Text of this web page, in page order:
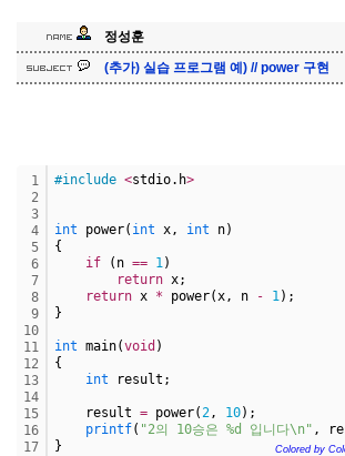
정성훈
(추가) 실습 프로그램 예) // power 구현
1
2
3
4
5
6
7
8
9
10
11
12
13
14
15
16
17
#include <stdio.h>
int power( int x, int n)
{
if (n == 1)
return x;
return x * power(x, n - 1);
}
int main(void )
{
int result;
result = power(2, 10);
printf( "2의 10승은 %d 입니다\n" ,
}
Colored by